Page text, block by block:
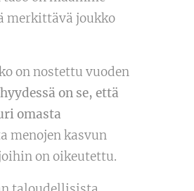
merkittävä joukko
on nostettu vuoden
on se, että
omasta
menojen kasvun
on oikeutettu.